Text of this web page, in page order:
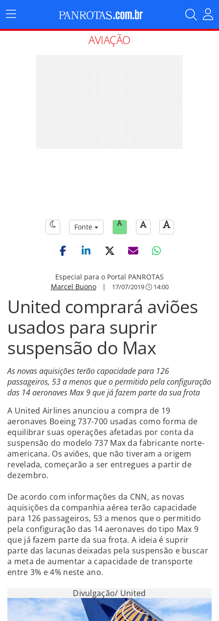
Menu
Principal
AVIAÇÃO
Fonte
Especial para o Portal PANROTAS
Marcel Buono| 17/07/2019 14:00
United comprará aviões
usados para suprir
suspensão do Max
As novas aquisições terão capacidade para 126
passageiros, 53 a menos que o permitido pela configuração
das 14 aeronaves Max 9 que já fazem parte da sua frota
A United Airlines anunciou a compra de 19
aeronaves Boeing 737-700 usadas como forma de
equilibrar suas operações afetadas por conta da
suspensão do modelo 737 Max da fabricante norte-
americana. Os aviões, que não tiveram a origem
revelada, começarão a ser entregues a partir de
dezembro.
De acordo com informações da CNN, as novas
aquisições da companhia aérea terão capacidade
para 126 passageiros, 53 a menos que o permitido
pela configuração das 14 aeronaves do tipo Max 9
que já fazem parte da sua frota. A ideia é suprir
parte das lacunas deixadas pela suspensão e buscar
a meta de aumentar a capacidade de transporte
entre 3% e 4% neste ano.
Divulgação/ United